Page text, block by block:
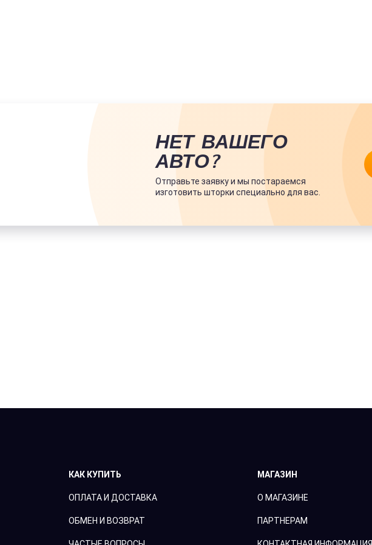
НЕТ ВАШЕГО
АВТО?
Отправьте заявку и мы постараемся
изготовить шторки специально для вас.
КАК КУПИТЬ
ОПЛАТА И ДОСТАВКА
ОБМЕН И ВОЗВРАТ
МАГАЗИН
О МАГАЗИНЕ
ПАРТНЕРАМ